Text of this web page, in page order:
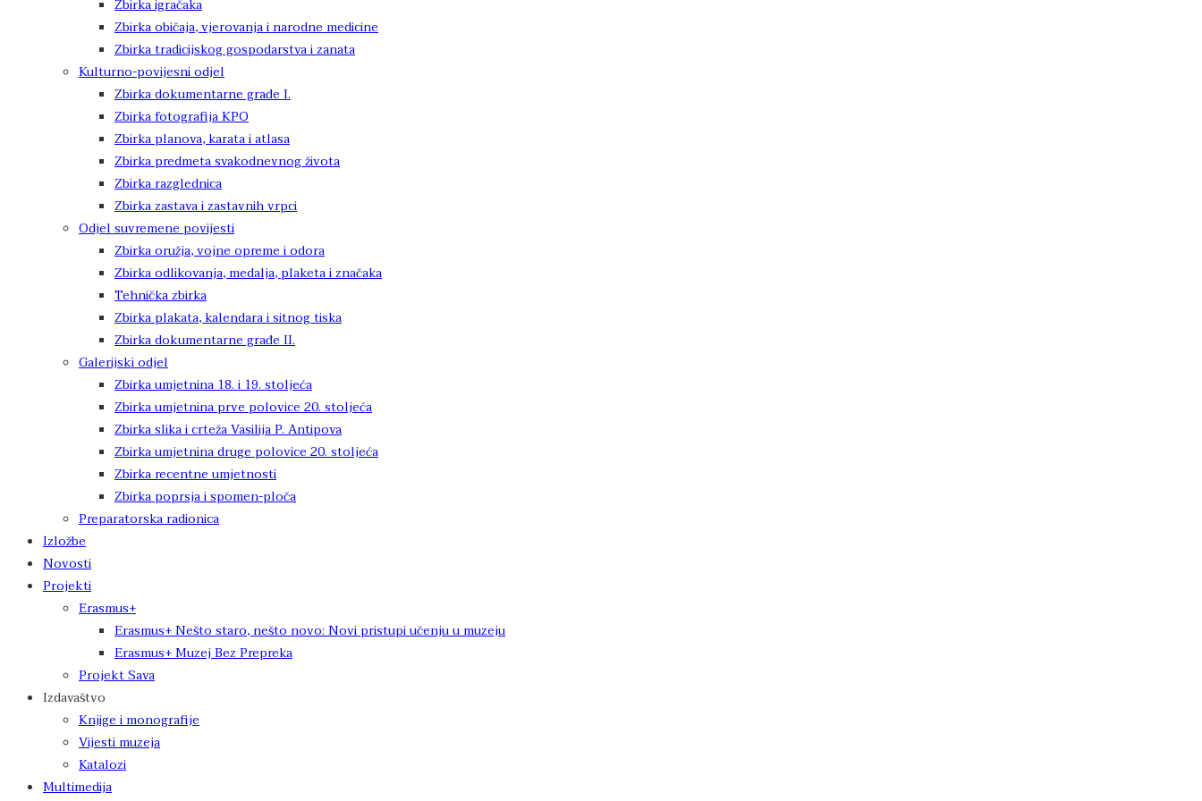
Zbirka igračaka
Zbirka običaja, vjerovanja i narodne medicine
Zbirka tradicijskog gospodarstva i zanata
Kulturno-povijesni odjel
Zbirka dokumentarne građe I.
Zbirka fotografija KPO
Zbirka planova, karata i atlasa
Zbirka predmeta svakodnevnog života
Zbirka razglednica
Zbirka zastava i zastavnih vrpci
Odjel suvremene povijesti
Zbirka oružja, vojne opreme i odora
Zbirka odlikovanja, medalja, plaketa i značaka
Tehnička zbirka
Zbirka plakata, kalendara i sitnog tiska
Zbirka dokumentarne građe II.
Galerijski odjel
Zbirka umjetnina 18. i 19. stoljeća
Zbirka umjetnina prve polovice 20. stoljeća
Zbirka slika i crteža Vasilija P. Antipova
Zbirka umjetnina druge polovice 20. stoljeća
Zbirka recentne umjetnosti
Zbirka poprsja i spomen-ploča
Preparatorska radionica
Izložbe
Novosti
Projekti
Erasmus+
Erasmus+ Nešto staro, nešto novo: Novi pristupi učenju u muzeju
Erasmus+ Muzej Bez Prepreka
Projekt Sava
Izdavaštvo
Knjige i monografije
Vijesti muzeja
Katalozi
Multimedija